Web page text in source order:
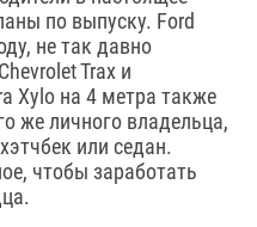
по выпуску. Ford
не так давно
Trax и
Xylo на 4 метра также
же личного владельца,
или седан.
чтобы заработать